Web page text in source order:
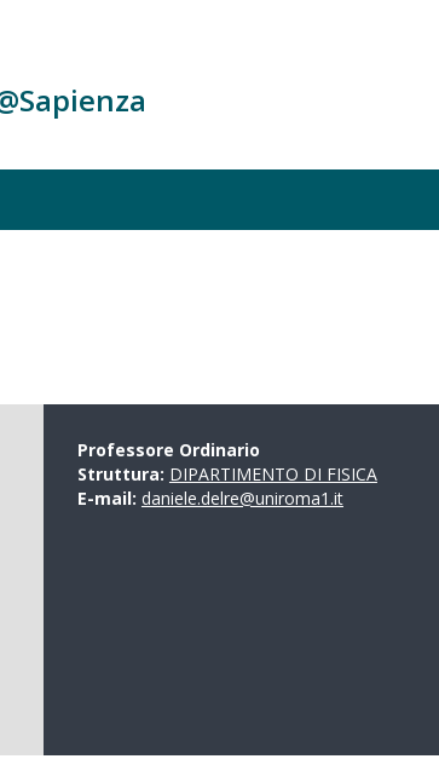
Professore Ordinario
Struttura: DIPARTIMENTO DI FISICA
E-mail: daniele.delre@uniroma1.it